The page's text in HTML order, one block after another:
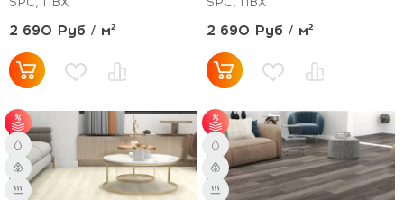
2 690 Руб / м² 2 690 Руб / м²
от 51 м² - скидка 3%;
от 101 м² - скидка 5%.
от 51 м² - скидка 3%;
от 101 м² - скидка 5%.